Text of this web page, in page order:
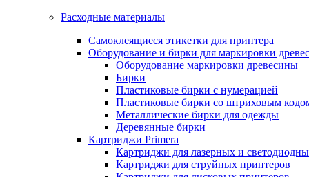
Расходные материалы
Самоклеящиеся этикетки для принтера
Оборудование и бирки для маркировки
Оборудование маркировки древесины
Бирки
Пластиковые бирки с нумерацией
Пластиковые бирки со штриховым
Металлические бирки для одежды
Деревянные бирки
Картриджи Primera
Картриджи для лазерных и
Картриджи для струйных принтеров